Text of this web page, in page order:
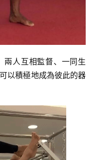
兩人互相監督、一同生
以積極地成為彼此的器